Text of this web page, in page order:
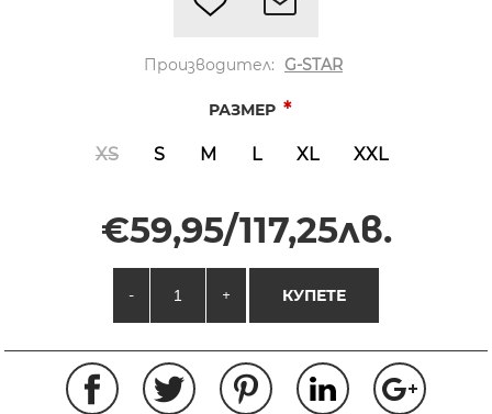
Производител: G-STAR
РАЗМЕР *
XS S M L XL XXL
€59,95/117,25лв.
- + КУПЕТЕ